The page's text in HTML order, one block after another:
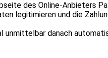
des Online-Anbieters
legitimieren und die
unmittelbar danach